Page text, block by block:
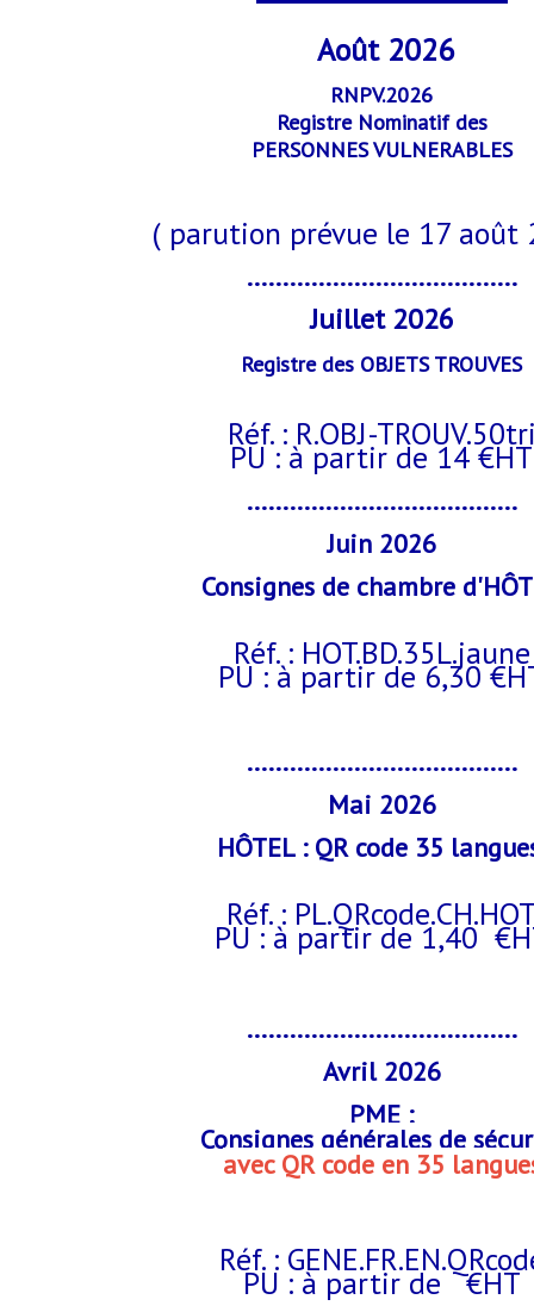
Août 2026
RNPV.2026
Registre Nominatif des
PERSONNES VULNERABLES
( parution prévue le 17 août
......................................
Juillet 2026
Registre des OBJETS TROUVES
Réf. : R.OBJ-
PU : à partir de 14 €HT
......................................
Juin 2026
Consignes de chambre
Réf. : HOT.BD.35L.jaune
PU : à partir de 6,30
......................................
Mai 2026
HÔTEL : QR code 35
Réf. :
PU : à partir de 1,40
......................................
Avril 2026
PME :
Consignes générales de
avec QR code en 35
Réf. :
PU : à partir de €HT